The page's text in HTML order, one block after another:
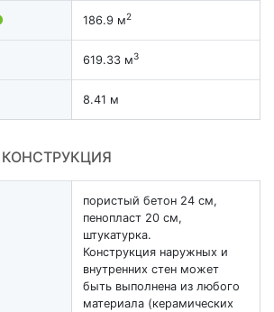
186.9 м2
619.33 м3
8.41 м
пористый бетон 24 см,
пенопласт 20 см,
штукатурка.
Конструкция наружных и
внутренних стен может
быть выполнена из любого
материала (керамических